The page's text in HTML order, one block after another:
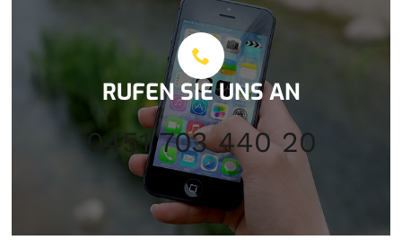
RUFEN SIE UNS AN
0451 703 440 20